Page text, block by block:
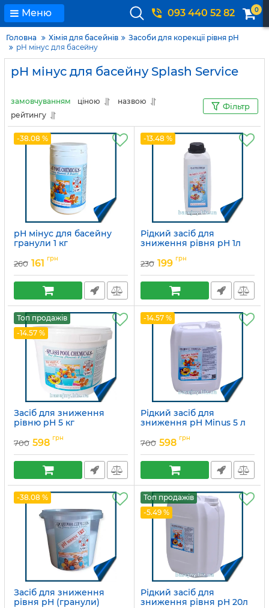
Меню 093 440 52 82 0
Головна Хімія для басейнів
Засоби для корекції рівня pH
pH мінус для басейну
pH мінус для басейну Splash Service
замовчуванням ціною
назвою
рейтингу
Фільтр
-38.08 %
рН мінус для басейну
гранули 1 кг
260 161 грн
-13.48 %
Рідкий засіб для
зниження рівня pH 1л
230 199 грн
Топ продажів
-14.57 %
Засіб для зниження
рівню pH 5 кг
700 598 грн
-14.57 %
Рідкий засіб для
зниження pH Minus 5 л
Артикул: 15049710
700 598 грн
-38.08 %
Засіб для зниження
рівня pH (гранули)
Топ продажів
-5.49 %
Рідкий засіб для
зниження рівня pH 20л